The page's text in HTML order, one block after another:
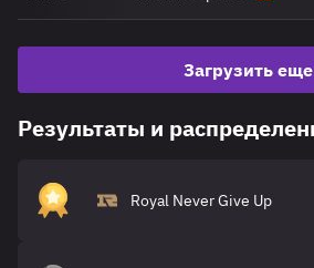
Загрузить еще
Результаты и
Royal Never Give Up